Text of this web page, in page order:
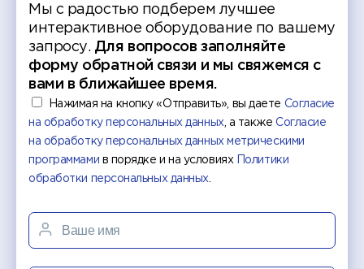
Мы с радостью подберем лучшее
интерактивное оборудование по вашему
запросу. Для вопросов заполняйте
форму обратной связи и мы свяжемся с
вами в ближайшее время.
Нажимая на кнопку «Отправить», вы даете Согласие
на обработку персональных данных , а такжеСогласие
на обработку персональных данных метрическими
программами в порядке и на условиях
Политики
обработки персональных данных